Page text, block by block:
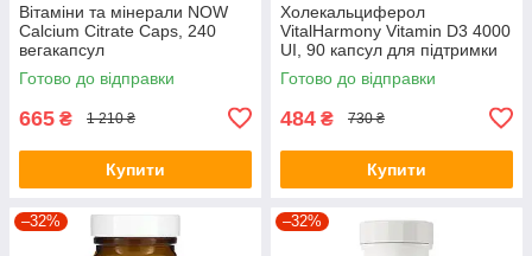
Вітаміни та мінерали NOW
Calcium Citrate Caps, 240
вегакапсул
Готово до відправки
665 ₴ 1 210 ₴
Купити
Холекальциферол
VitalHarmony Vitamin D3 4000
UI, 90 капсул для підтримки
імунної системи
Готово до відправки
484 ₴ 730 ₴
Купити
–32% –32%